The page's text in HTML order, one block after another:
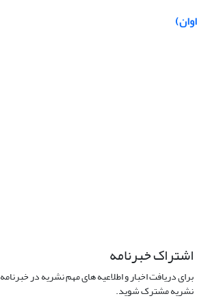
اشتراک خبرنامه
برای دریافت اخبار و اطلاعیه های مهم نشریه در خبرنامه
نشریه مشترک شوید.